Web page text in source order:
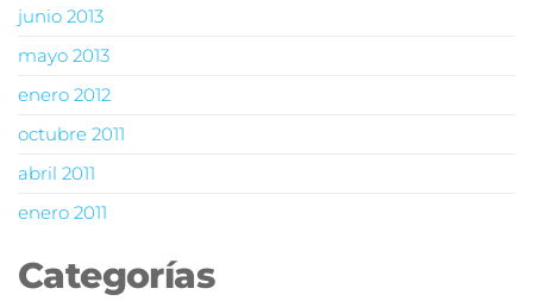
junio 2013
mayo 2013
enero 2012
octubre 2011
abril 2011
enero 2011
Categorías